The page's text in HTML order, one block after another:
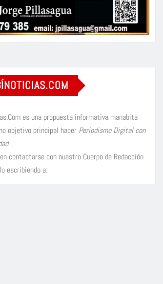
es una propuesta informativa manabita
objetivo principal hacer Periodismo Digital con
.
contactarse con nuestro Cuerpo de Redacción
escribiendo a: